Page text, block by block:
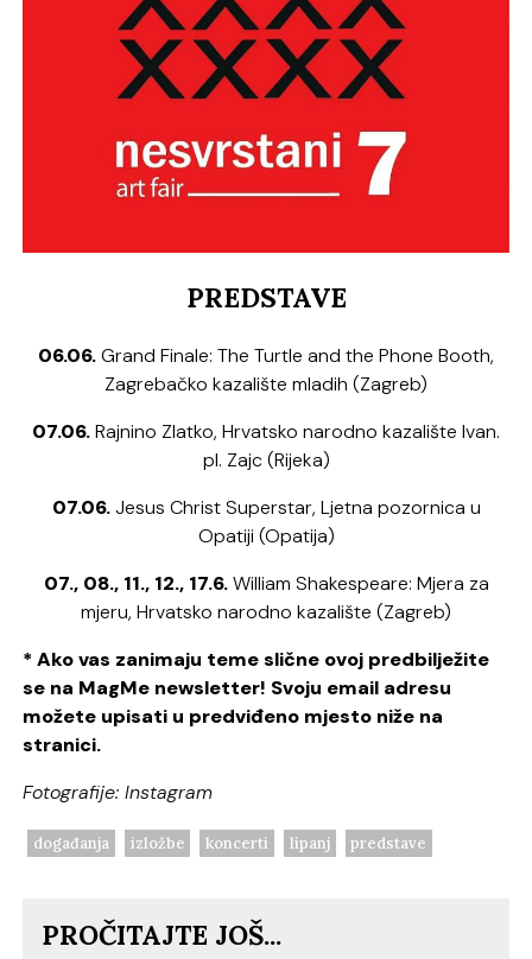
PREDSTAVE
06.06.Grand Finale: The Turtle and the Phone Booth,
Zagrebačko kazalište mladih (Zagreb)
07.06.Rajnino Zlatko, Hrvatsko narodno kazalište Ivan.
pl. Zajc (Rijeka)
07.06.Jesus Christ Superstar, Ljetna pozornica u
Opatiji (Opatija)
07., 08., 11., 12., 17.6.William Shakespeare: Mjera za
mjeru, Hrvatsko narodno kazalište (Zagreb)
* Ako vas zanimaju teme slične ovoj predbilježite
se na MagMe newsletter! Svoju email adresu
možete upisati u predviđeno mjesto niže na
stranici.
Fotografije: Instagram
događanja izložbe koncerti lipanj predstave
PROČITAJTE JOŠ...